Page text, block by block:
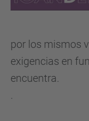
por los mismos
exigencias en
encuentra.